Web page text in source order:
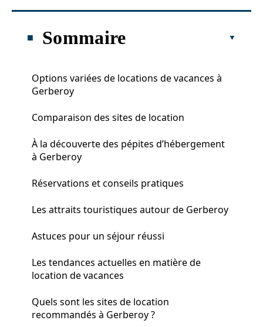
Sommaire
Options variées de locations de vacances à
Gerberoy
Comparaison des sites de location
À la découverte des pépites d’hébergement
à Gerberoy
Réservations et conseils pratiques
Les attraits touristiques autour de Gerberoy
Astuces pour un séjour réussi
Les tendances actuelles en matière de
location de vacances
Quels sont les sites de location
recommandés à Gerberoy ?